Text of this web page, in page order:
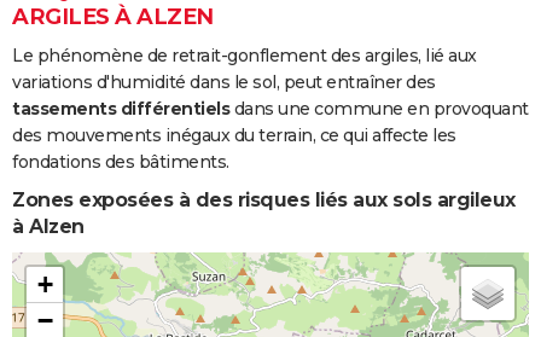
ARGILES À ALZEN
Le phénomène de retrait-gonflement des argiles, lié aux
variations d'humidité dans le sol, peut entraîner des
tassements différentielsdans une commune en provoquant
des mouvements inégaux du terrain, ce qui affecte les
fondations des bâtiments.
Zones exposées à des risques liés aux sols argileux
à Alzen
+
−